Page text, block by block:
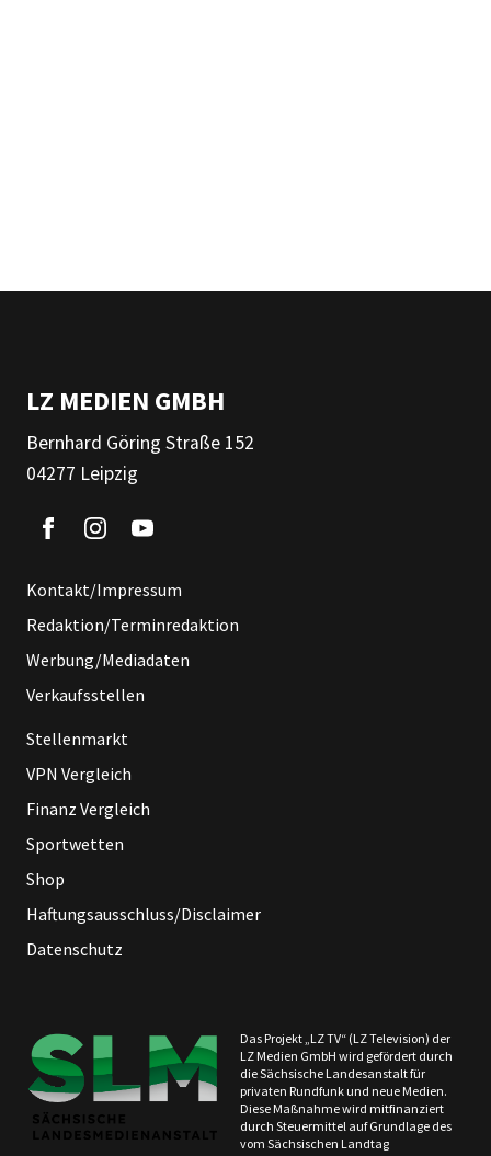
LZ MEDIEN GMBH
Bernhard Göring Straße 152
04277 Leipzig
Kontakt/Impressum
Redaktion/Terminredaktion
Werbung/Mediadaten
Verkaufsstellen
Stellenmarkt
VPN Vergleich
Finanz Vergleich
Sportwetten
Shop
Haftungsausschluss/Disclaimer
Datenschutz
Das Projekt „LZ TV“ (LZ Television) der
LZ Medien GmbH wird gefördert durch
die Sächsische Landesanstalt für
privaten Rundfunk und neue Medien.
Diese Maßnahme wird mitfinanziert
durch Steuermittel auf Grundlage des
vom Sächsischen Landtag